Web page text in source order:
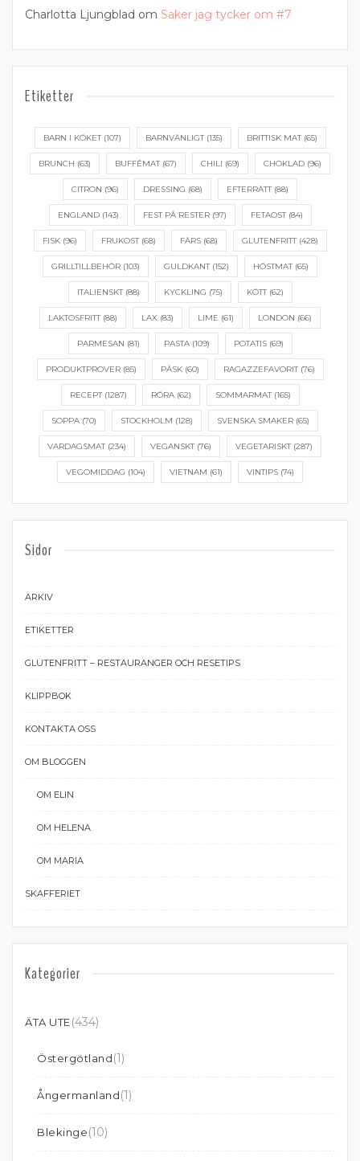
Charlotta Ljungblad om Saker jag tycker om #7
Etiketter
BARN I KÖKET(107) BARNVÄNLIGT(135) BRITTISK MAT(65)
BRUNCH (63) BUFFÉMAT(67) CHILI (69) CHOKLAD (96)
CITRON (96) DRESSING (68) EFTERRÄTT(88)
ENGLAND(143) FEST PÅ RESTER(97) FETAOST(84)
FISK(96) FRUKOST(68) FÄRS(68) GLUTENFRITT(428)
GRILLTILLBEHÖR (103) GULDKANT(152) HÖSTMAT(65)
ITALIENSKT(88) KYCKLING (75) KÖTT(62)
LAKTOSFRITT(88) LAX (83) LIME (61) LONDON (66)
PARMESAN (81) PASTA(109) POTATIS(69)
PRODUKTPROVER(85) PÅSK(60) RAGAZZEFAVORIT(76)
RECEPT(1287) RÖRA(62) SOMMARMAT(165)
SOPPA(70) STOCKHOLM (128) SVENSKA SMAKER(65)
VARDAGSMAT(234) VEGANSKT(76) VEGETARISKT(287)
VEGOMIDDAG (104) VIETNAM (61) VINTIPS (74)
Sidor
ARKIV
ETIKETTER
GLUTENFRITT – RESTAURANGER OCH RESETIPS
KLIPPBOK
KONTAKTA OSS
OM BLOGGEN
OM ELIN
OM HELENA
OM MARIA
SKAFFERIET
Kategorier
ÄTA UTE(434)
Östergötland(1)
Ångermanland(1)
Blekinge(10)